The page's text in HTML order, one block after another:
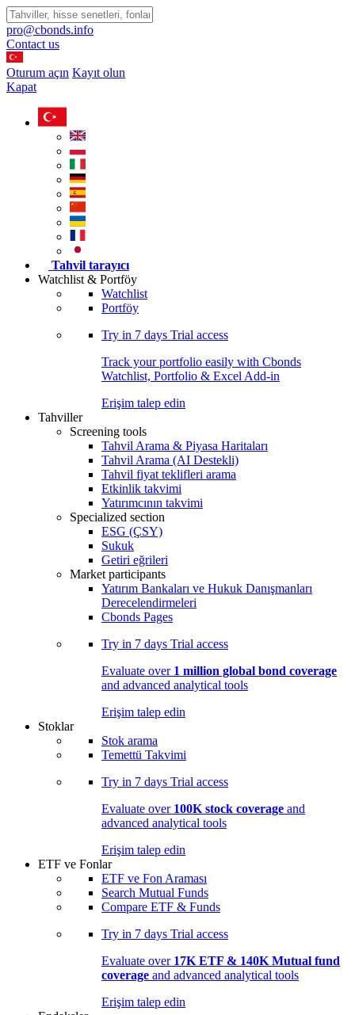
pro@cbonds.info
Contact us
Oturum açın Kayıt olun
Kapat
Tahvil tarayıcı
Watchlist & Portföy
Watchlist
Portföy
Try in 7 days Trial access
Track your portfolio easily with Cbonds
Watchlist, Portfolio & Excel Add-in
Erişim talep edin
Tahviller
Screening tools
Tahvil Arama & Piyasa Haritaları
Tahvil Arama (AI Destekli)
Tahvil fiyat teklifleri arama
Etkinlik takvimi
Yatırımcının takvimi
Specialized section
ESG (ÇSY)
Sukuk
Getiri eğrileri
Market participants
Yatırım Bankaları ve Hukuk Danışmanları
Derecelendirmeleri
Cbonds Pages
Try in 7 days Trial access
Evaluate over 1 million global bond coverage
and advanced analytical tools
Erişim talep edin
Stoklar
Stok arama
Temettü Takvimi
Try in 7 days Trial access
Evaluate over 100K stock coverage and
advanced analytical tools
Erişim talep edin
ETF ve Fonlar
ETF ve Fon Araması
Search Mutual Funds
Compare ETF & Funds
Try in 7 days Trial access
Evaluate over 17K ETF & 140K Mutual fund
coverage and advanced analytical tools
Erişim talep edin